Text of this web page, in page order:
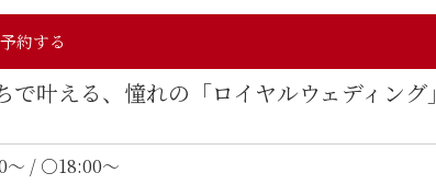
約する
叶える、憧れの「ロイヤルウェディング」
/ ○18:00～